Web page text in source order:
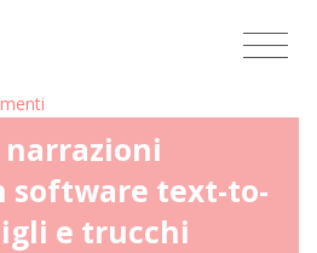
narrazioni
software text-to-
e trucchi